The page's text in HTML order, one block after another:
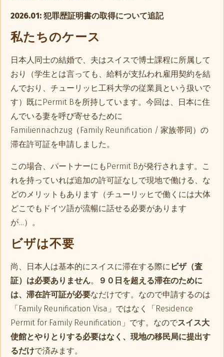
2026.01: 犯罪歴証明書の取得について追記
私たちのケース
日本人同士の結婚で、夫はスイスで博士課程に所属して
おり（学生とは言っても、給料が支払われ雇用契約を結
んでおり、チューリッヒ工科大学の従業員という扱いで
す）既にPermit Bを所持しています。今回は、日本に住
んでいる妻を呼び寄せるために
Familiennachzug（Family Reunification / 家族帯同）の
滞在許可証を申請しました。
この場合、パートナーにもPermit Bが発行されます。こ
れを持っていれば追加の許可証なしで現地で働ける、な
どのメリットもあります（チューリッヒで働くには大体
どこでもドイツ語が流暢に話せる必要があります
が…）。
ビザは不要
尚、日本人は基本的にスイスに滞在する際に ビザ（査
証）は必要ありません。
９０日を超える滞在のために
は、滞在許可証が必要なだけです。なので申請するのは
「Family Reunification Visa」ではなく「Residence
Permit for Family Reunification」です。なのでスイス大
使館とやりとりする必要はなく、現地の移民局に提出す
るだけで済みます。